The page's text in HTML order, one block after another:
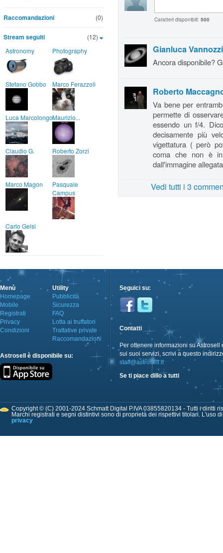
(0)
Raccomandazioni
(12)
Stream seguiti
Astronomy Photography
Stefano Gobbo Marco Ferazzoli
Luca MarcolongoMaurizio...
Claudio G. Roberto Zorzi
Marco Magon
Pasquale
Campus
Carlo Gelsi
Caratteri disponibili: 500
Gianluca Vannozzi
Ancora disponibile?
Roberto
Va bene per
permette di
essendo un f/4.
decisamente più
vigettatura ( però
coma che non è in
dall'immagine
Vedi tutti i 3
Menù
Homepage
Mobile
Registrati
Privacy
Condizioni
Utility
Pubblicità
Sicurezza
FAQ
Lotta ai truffatori
Trattative private
Raccomandazioni
Astrosell è disponibile su:
Seguici su:
Contatti
Per ottenere informazioni su Astrosell
sui suoi servizi, scrivi a questo
staff@astrosell.it
Se ti piace dillo a tutti
Copyright © (C) 2001-2024 Schmatt Digital P.IVA 03855820134 - Tutti i diritti
Marchi registrati e segni distintivi sono di proprietà dei rispettivi titolari. L'uso
privacy